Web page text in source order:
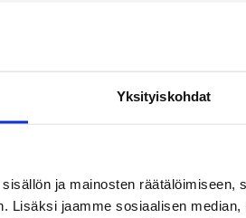
Yksityiskohdat
ja mainosten räätälöimiseen,
Lisäksi jaamme sosiaalisen
kun seurat ovat sopineet
ja luo selkeän
osa koko Keski-Suomen
kehitystä ja